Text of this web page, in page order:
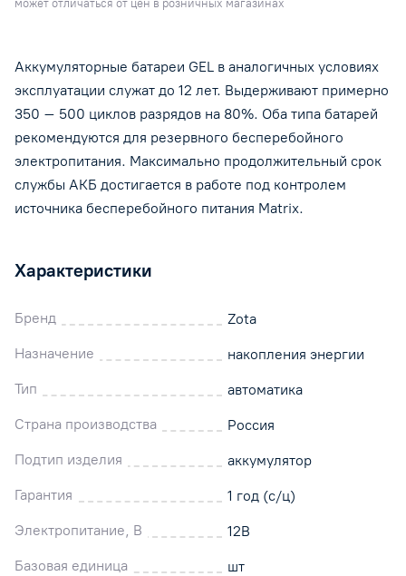
может отличаться от цен в розничных магазинах
Аккумуляторные батареи GEL в аналогичных условиях
эксплуатации служат до 12 лет. Выдерживают примерно
350 – 500 циклов разрядов на 80%. Оба типа батарей
рекомендуются для резервного бесперебойного
электропитания. Максимально продолжительный срок
службы АКБ достигается в работе под контролем
источника бесперебойного питания Matrix.
Характеристики
Бренд
Zota
Назначение
накопления энергии
Тип
автоматика
Страна производства
Россия
Подтип изделия
аккумулятор
Гарантия
1 год (с/ц)
Электропитание, В
12В
Базовая единица
шт